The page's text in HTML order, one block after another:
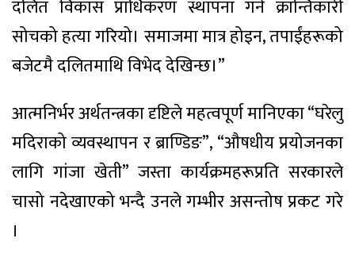
दलित विकास प्राधिकरण स्थापना गर्ने क्रान्तिकारी
सोचको हत्या गरियो। समाजमा मात्र होइन, तपाईंहरूको
बजेटमै दलितमाथि विभेद देखिन्छ।”
आत्मनिर्भर अर्थतन्त्रका दृष्टिले महत्वपूर्ण मानिएका “घरेलु
मदिराको व्यवस्थापन र ब्राण्डिङ”, “औषधीय प्रयोजनका
लागि गांजा खेती” जस्ता कार्यक्रमहरूप्रति सरकारले
चासो नदेखाएको भन्दै उनले गम्भीर असन्तोष प्रकट गरे
।